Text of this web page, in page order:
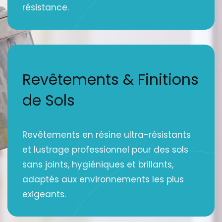
résistance.
Revêtements & Finitions
de Sols
Revêtements en résine ultra-résistants
et lustrage professionnel pour des sols
sans joints, hygiéniques et brillants,
adaptés aux environnements les plus
exigeants.